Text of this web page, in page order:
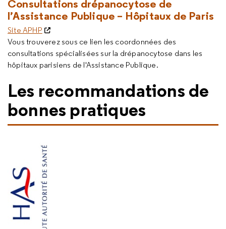
Consultations drépanocytose de
l’Assistance Publique – Hôpitaux de Paris
Site APHP
Vous trouverez sous ce lien les coordonnées des
consultations spécialisées sur la drépanocytose dans les
hôpitaux parisiens de l'Assistance Publique.
Les recommandations de
bonnes pratiques